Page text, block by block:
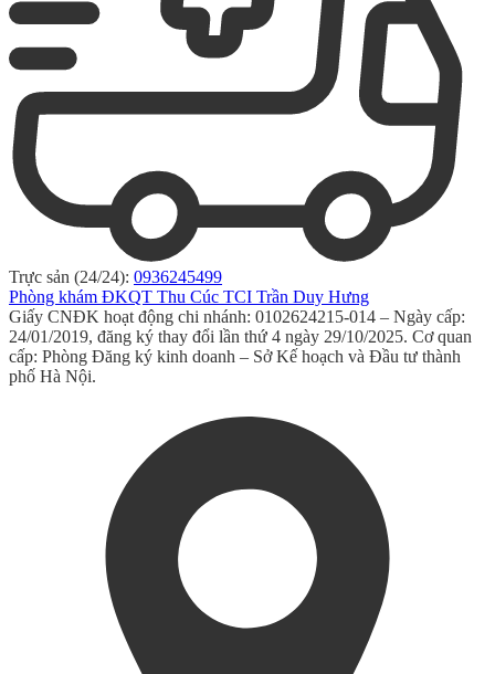
Trực sản (24/24): 0936245499
Phòng khám ĐKQT Thu Cúc TCI Trần Duy Hưng
Giấy CNĐK hoạt động chi nhánh: 0102624215-014 – Ngày cấp:
24/01/2019, đăng ký thay đổi lần thứ 4 ngày 29/10/2025. Cơ quan
cấp: Phòng Đăng ký kinh doanh – Sở Kế hoạch và Đầu tư thành
phố Hà Nội.